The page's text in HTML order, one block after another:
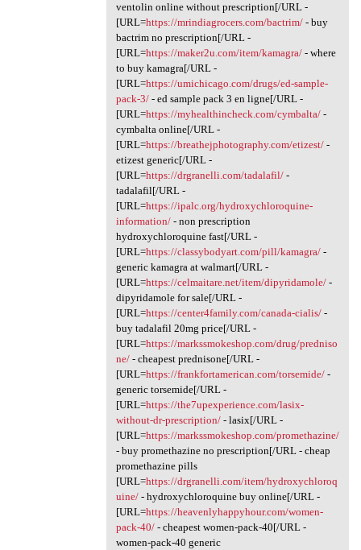
ventolin online without prescription[/URL -
[URL=https://mrindiagrocers.com/bactrim/- buy
bactrim no prescription[/URL -
[URL=https://maker2u.com/item/kamagra/- where
to buy kamagra[/URL -
[URL=https://umichicago.com/drugs/ed-sample-
pack-3/- ed sample pack 3 en ligne[/URL -
[URL=https://myhealthincheck.com/cymbalta/-
cymbalta online[/URL -
[URL=https://breathejphotography.com/etizest/-
etizest generic[/URL -
[URL=https://drgranelli.com/tadalafil/-
tadalafil[/URL -
[URL=https://ipalc.org/hydroxychloroquine-
information/- non prescription
hydroxychloroquine fast[/URL -
[URL=https://classybodyart.com/pill/kamagra/-
generic kamagra at walmart[/URL -
[URL=https://celmaitare.net/item/dipyridamole/-
dipyridamole for sale[/URL -
[URL=https://center4family.com/canada-cialis/-
buy tadalafil 20mg price[/URL -
[URL=https://markssmokeshop.com/drug/predniso
ne/- cheapest prednisone[/URL -
[URL=https://frankfortamerican.com/torsemide/-
generic torsemide[/URL -
[URL=https://the7upexperience.com/lasix-
without-dr-prescription/- lasix[/URL -
[URL=https://markssmokeshop.com/promethazine/
- buy promethazine no prescription[/URL - cheap
promethazine pills
[URL=https://drgranelli.com/item/hydroxychloroq
uine/- hydroxychloroquine buy online[/URL -
[URL=https://heavenlyhappyhour.com/women-
pack-40/- cheapest women-pack-40[/URL -
women-pack-40 generic